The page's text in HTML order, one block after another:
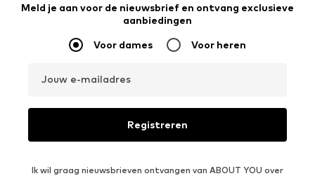
Meld je aan voor de nieuwsbrief en ontvang exclusieve
aanbiedingen
Voor dames Voor heren
Jouw e-mailadres
Registreren
Ik wil graag nieuwsbrieven ontvangen van ABOUT YOU over